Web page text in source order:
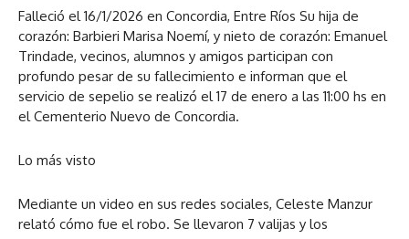
Falleció el 16/1/2026 en Concordia, Entre Ríos Su hija de
corazón: Barbieri Marisa Noemí, y nieto de corazón: Emanuel
Trindade, vecinos, alumnos y amigos participan con
profundo pesar de su fallecimiento e informan que el
servicio de sepelio se realizó el 17 de enero a las 11:00 hs en
el Cementerio Nuevo de Concordia.
Lo más visto
Mediante un video en sus redes sociales, Celeste Manzur
relató cómo fue el robo. Se llevaron 7 valijas y los